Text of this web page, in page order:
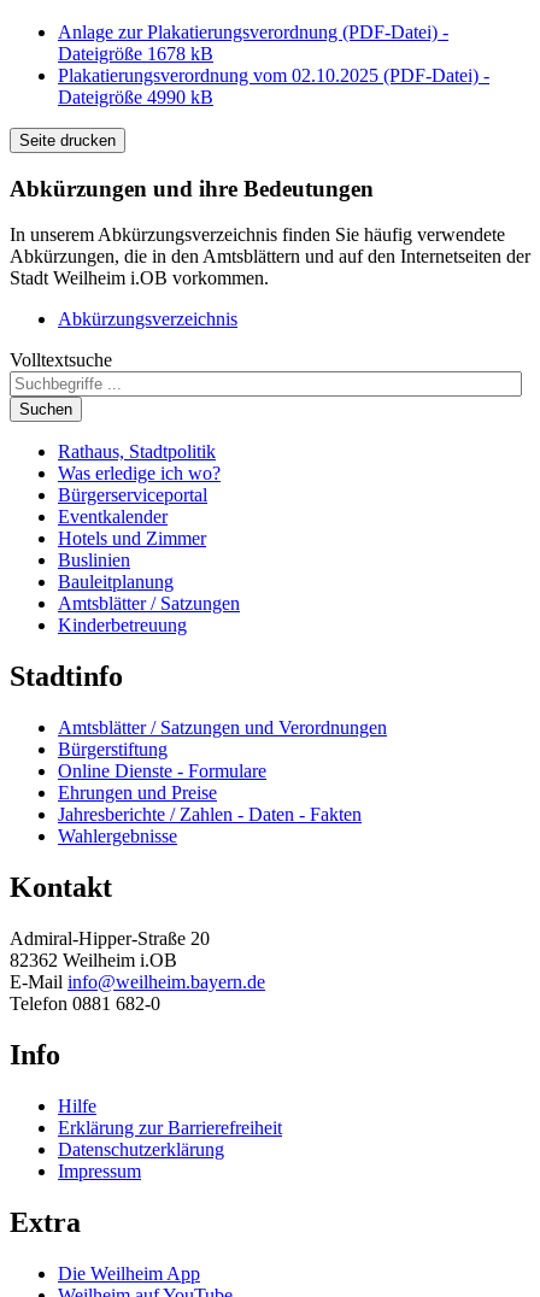
Anlage zur Plakatierungsverordnung (PDF-Datei) -
Dateigröße 1678 kB
Plakatierungsverordnung vom 02.10.2025 (PDF-Datei) -
Dateigröße 4990 kB
Seite drucken
Abkürzungen und ihre Bedeutungen
In unserem Abkürzungsverzeichnis finden Sie häufig verwendete
Abkürzungen, die in den Amtsblättern und auf den Internetseiten der
Stadt Weilheim i.OB vorkommen.
Abkürzungsverzeichnis
Volltextsuche
Suchen
Rathaus, Stadtpolitik
Was erledige ich wo?
Bürgerserviceportal
Eventkalender
Hotels und Zimmer
Buslinien
Bauleitplanung
Amtsblätter / Satzungen
Kinderbetreuung
Stadtinfo
Amtsblätter / Satzungen und Verordnungen
Bürgerstiftung
Online Dienste - Formulare
Ehrungen und Preise
Jahresberichte / Zahlen - Daten - Fakten
Wahlergebnisse
Kontakt
Admiral-Hipper-Straße 20
82362 Weilheim i.OB
E-Mail info@weilheim.bayern.de
Telefon 0881 682-0
Info
Hilfe
Erklärung zur Barrierefreiheit
Datenschutzerklärung
Impressum
Extra
Die Weilheim App